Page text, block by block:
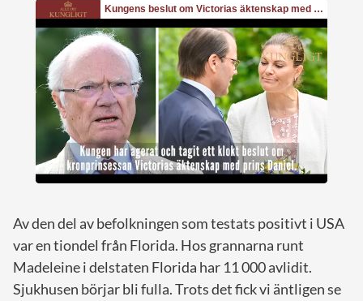
Av den del av befolkningen som testats positivt i USA
var en tiondel från Florida. Hos grannarna runt
Madeleine i delstaten Florida har 11 000 avlidit.
Sjukhusen börjar bli fulla. Trots det fick vi äntligen se